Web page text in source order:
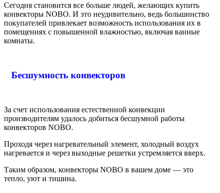
Сегодня становится все больше людей, желающих купить
конвекторы NOBO. И это неудивительно, ведь большинство
покупателей привлекает возможность использования их в
помещениях с повышенной влажностью, включая ванные
комнаты.
Бесшумность конвекторов
За счет использования естественной конвекции
производителям удалось добиться бесшумной работы
конвекторов NOBO.
Проходя через нагревательный элемент, холодный воздух
нагревается и через выходные решетки устремляется вверх.
Таким образом, конвекторы NOBO в вашем доме — это
тепло, уют и тишина.